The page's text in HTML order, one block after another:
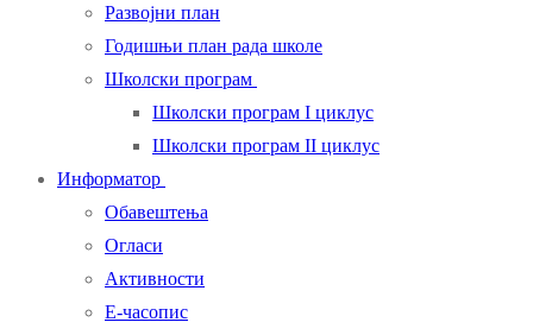
Развојни план
Годишњи план рада школе
Школски програм
Школски програм I циклус
Школски програм II циклус
Информатор
Обавештења
Огласи
Активности
Е-часопис